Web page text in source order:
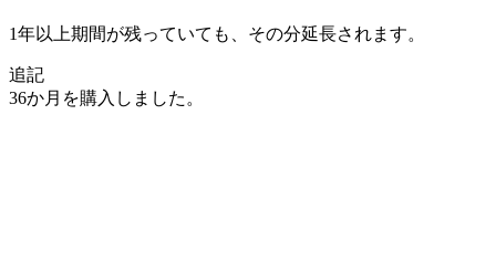
1年以上期間が残っていても、その分延長されます。
追記
36か月を購入しました。